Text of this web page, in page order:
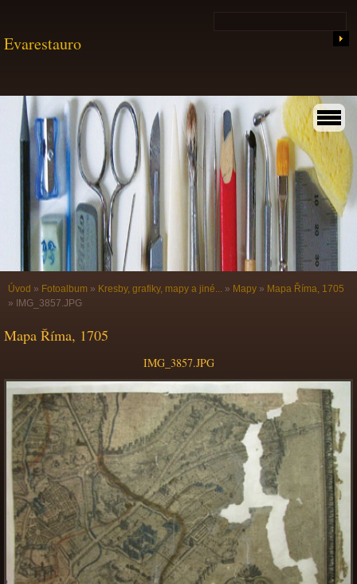
Evarestauro
Úvod » Fotoalbum » Kresby, grafiky, mapy a jiné... » Mapy » Mapa Říma, 1705
»
IMG_3857.JPG
Mapa Říma, 1705
IMG_3857.JPG